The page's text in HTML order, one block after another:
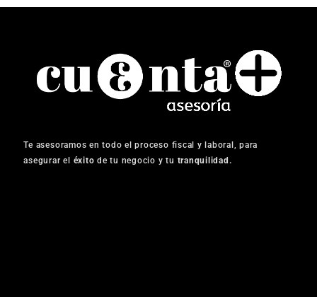
Te asesoramos en todo el proceso fiscal y laboral, para
asegurar el éxito de tu negocio y tu tranquilidad.